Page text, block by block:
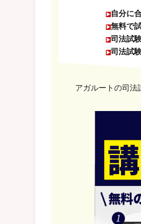
自分に
無料で
司法試
司法試
アガルートの司法